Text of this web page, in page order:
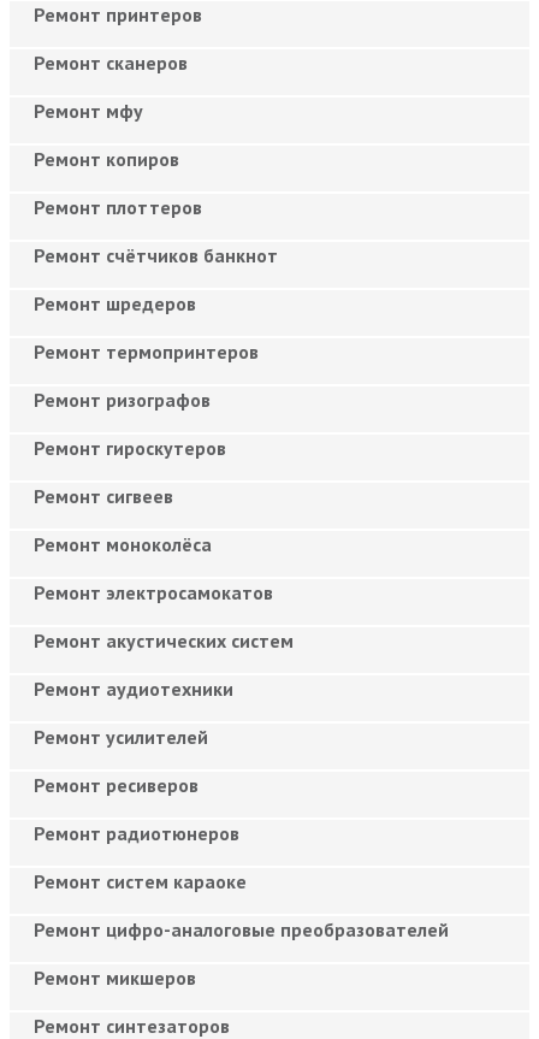
Ремонт принтеров
Ремонт сканеров
Ремонт мфу
Ремонт копиров
Ремонт плоттеров
Ремонт счётчиков банкнот
Ремонт шредеров
Ремонт термопринтеров
Ремонт ризографов
Ремонт гироскутеров
Ремонт сигвеев
Ремонт моноколёса
Ремонт электросамокатов
Ремонт акустических систем
Ремонт аудиотехники
Ремонт усилителей
Ремонт ресиверов
Ремонт радиотюнеров
Ремонт систем караоке
Ремонт цифро-аналоговые преобразователей
Ремонт микшеров
Ремонт синтезаторов